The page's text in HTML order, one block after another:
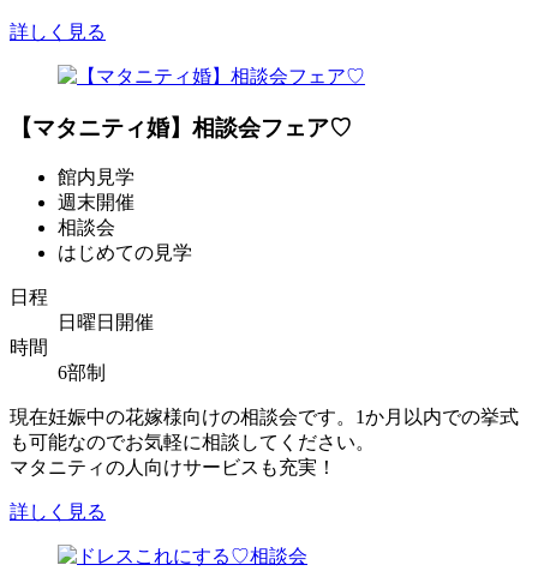
詳しく見る
【マタニティ婚】相談会フェア♡
館内見学
週末開催
相談会
はじめての見学
日程
日曜日開催
時間
6部制
現在妊娠中の花嫁様向けの相談会です。1か月以内での挙式
も可能なのでお気軽に相談してください。
マタニティの人向けサービスも充実！
詳しく見る